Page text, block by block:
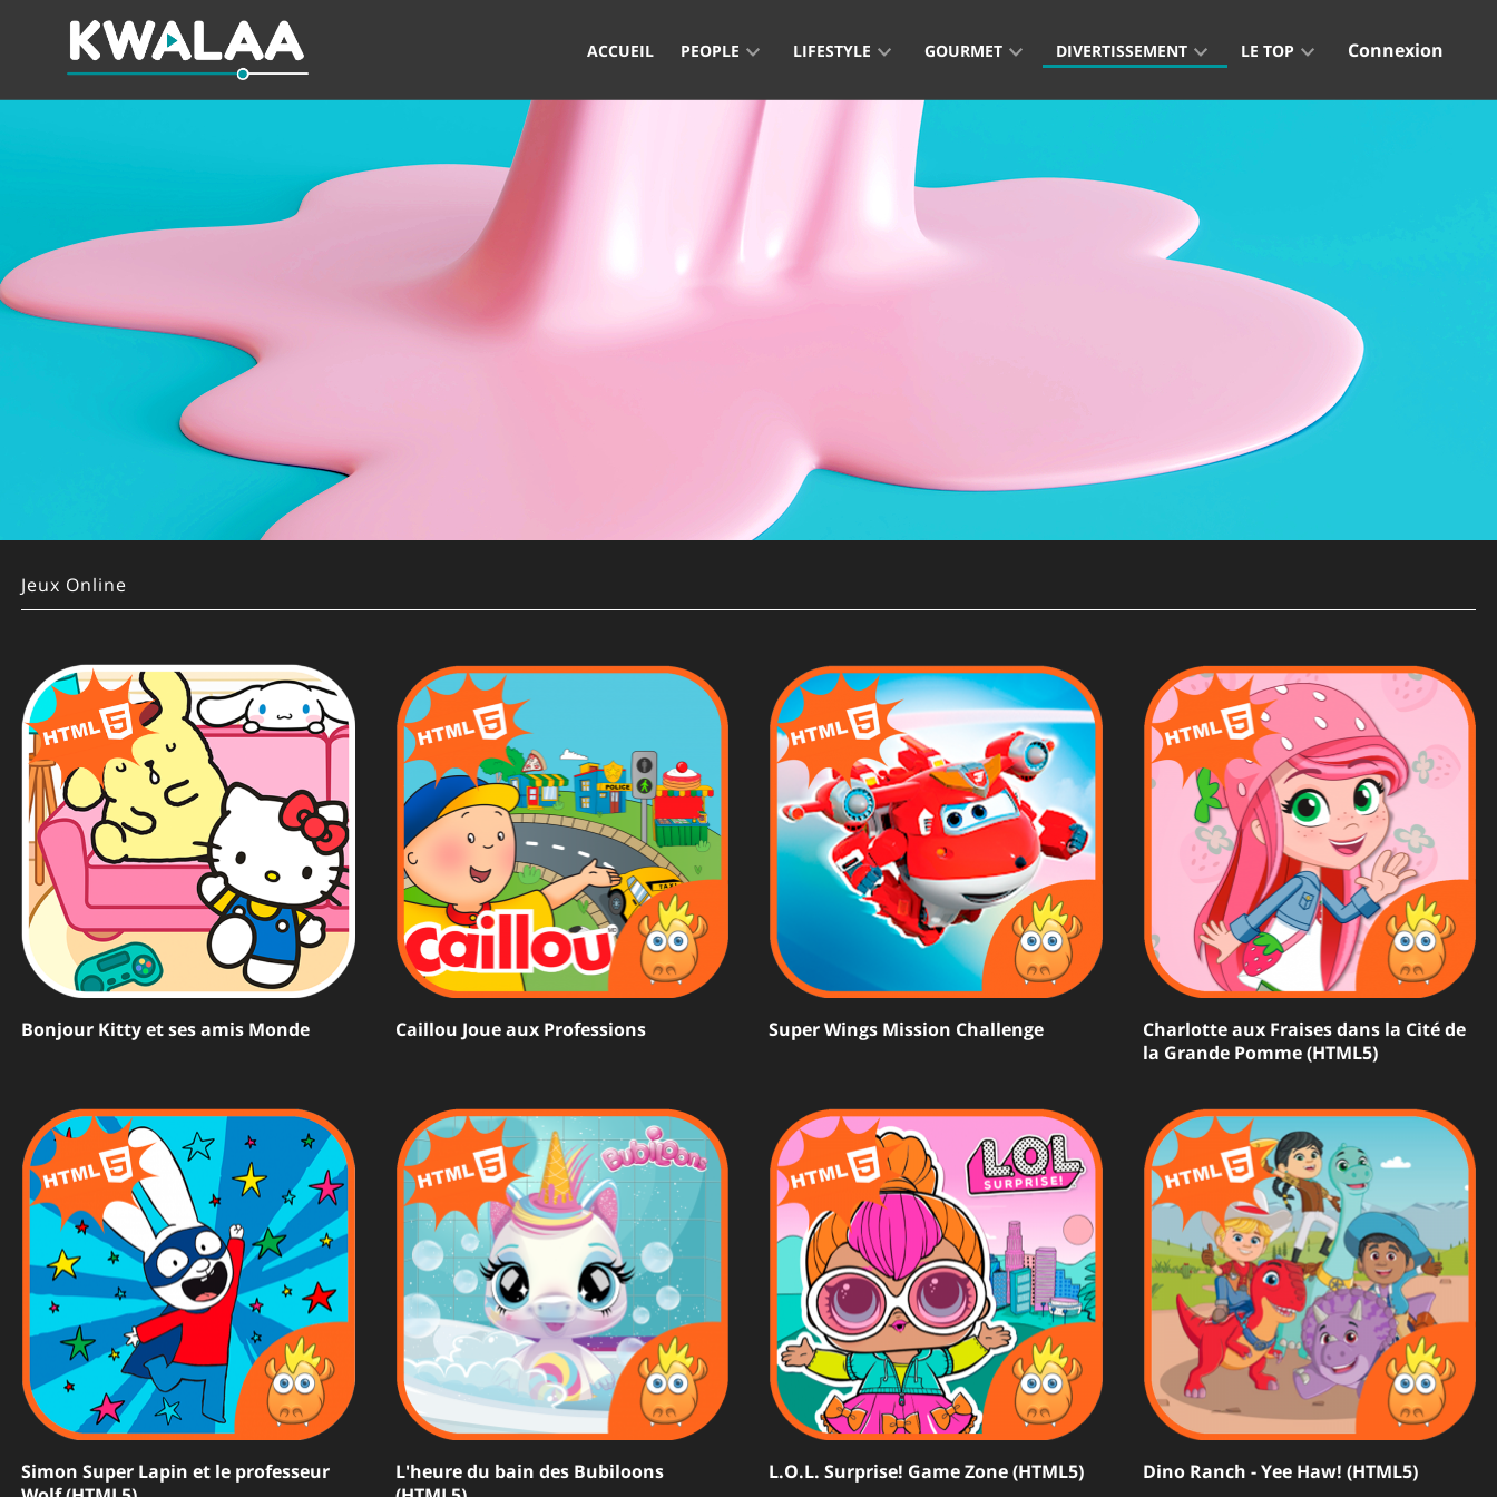
ACCUEIL PEOPLE LIFESTYLE GOURMET DIVERTISSEMENT LE TOP Connexion
Jeux Online
Bonjour Kitty et ses amis Monde Caillou Joue aux Professions Super Wings Mission Challenge
Charlotte aux Fraises dans la Cité de
la Grande Pomme (HTML5)
Simon Super Lapin et le professeur
L'heure du bain des Bubiloons
L.O.L. Surprise! Game Zone (HTML5) Dino Ranch - Yee Haw! (HTML5)